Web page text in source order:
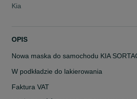
Kia
OPIS
Nowa maska do samochodu KIA
W podkładzie do lakierowania
Faktura VAT